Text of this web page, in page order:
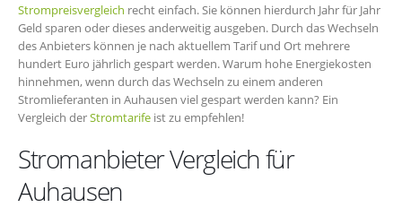
Strompreisvergleich recht einfach. Sie können hierdurch Jahr für Jahr
Geld sparen oder dieses anderweitig ausgeben. Durch das Wechseln
des Anbieters können je nach aktuellem Tarif und Ort mehrere
hundert Euro jährlich gespart werden. Warum hohe Energiekosten
hinnehmen, wenn durch das Wechseln zu einem anderen
Stromlieferanten in Auhausen viel gespart werden kann? Ein
Vergleich derStromtarife ist zu empfehlen!
Stromanbieter Vergleich für
Auhausen